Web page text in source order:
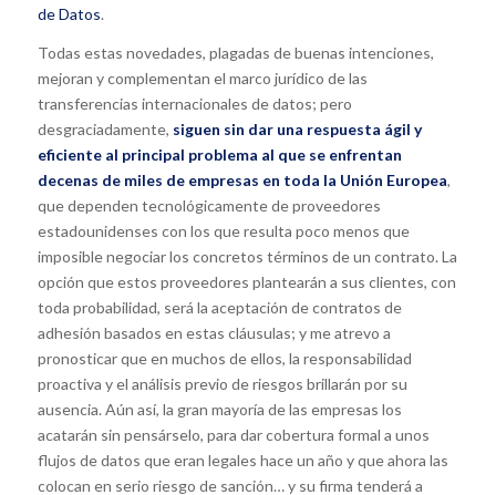
de Datos.
Todas estas novedades, plagadas de buenas intenciones,
mejoran y complementan el marco jurídico de las
transferencias internacionales de datos; pero
desgraciadamente, siguen sin dar una respuesta ágil y
eficiente al principal problema al que se enfrentan
decenas de miles de empresas en toda la Unión Europea,
que dependen tecnológicamente de proveedores
estadounidenses con los que resulta poco menos que
imposible negociar los concretos términos de un contrato. La
opción que estos proveedores plantearán a sus clientes, con
toda probabilidad, será la aceptación de contratos de
adhesión basados en estas cláusulas; y me atrevo a
pronosticar que en muchos de ellos, la responsabilidad
proactiva y el análisis previo de riesgos brillarán por su
ausencia. Aún así, la gran mayoría de las empresas los
acatarán sin pensárselo, para dar cobertura formal a unos
flujos de datos que eran legales hace un año y que ahora las
colocan en serio riesgo de sanción… y su firma tenderá a